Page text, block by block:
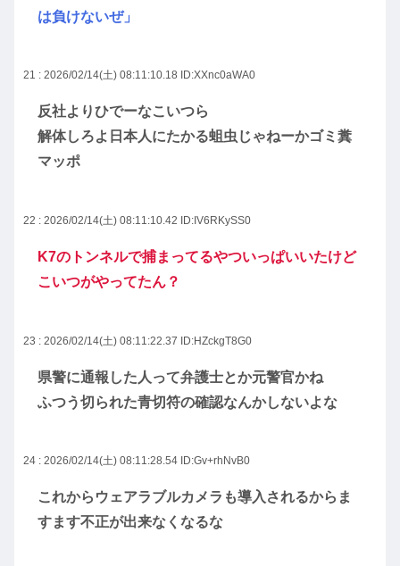
は負けないぜ」
21 : 2026/02/14(土) 08:11:10.18 ID:XXnc0aWA0
反社よりひでーなこいつら
解体しろよ日本人にたかる蛆虫じゃねーかゴミ糞
マッポ
22 : 2026/02/14(土) 08:11:10.42 ID:IV6RKySS0
K7のトンネルで捕まってるやついっぱいいたけど
こいつがやってたん？
23 : 2026/02/14(土) 08:11:22.37 ID:HZckgT8G0
県警に通報した人って弁護士とか元警官かね
ふつう切られた青切符の確認なんかしないよな
24 : 2026/02/14(土) 08:11:28.54 ID:Gv+rhNvB0
これからウェアラブルカメラも導入されるからま
すます不正が出来なくなるな